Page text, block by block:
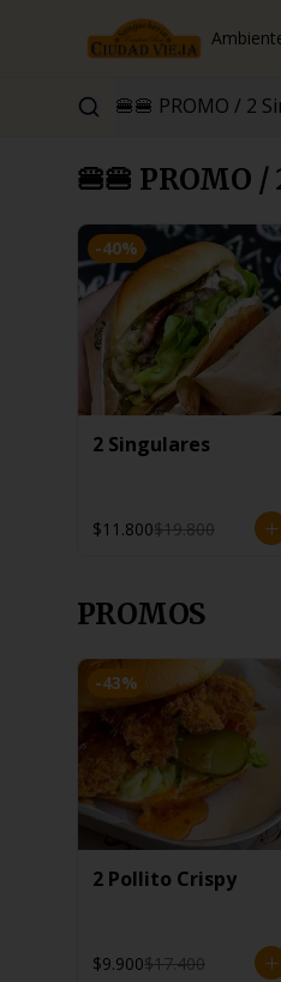
🍔🍔 PROMO / 2
🍔🍔 PROMO
-40%
2 Singulares
$11.800$19.800
PROMOS
-43%
2 Pollito Crispy
$9.900$17.400